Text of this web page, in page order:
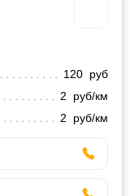
120 руб
2 руб/км
2 руб/км